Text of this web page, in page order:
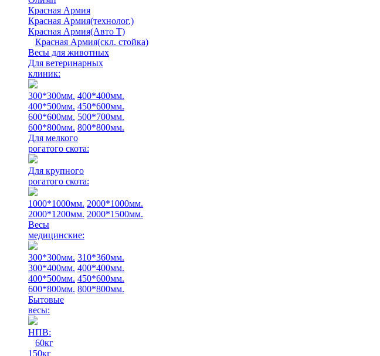
Красная Армия
Красная Армия(технолог.)
Красная Армия(Авто Т)
Красная Армия(скл. стойка)
Весы для животных
Для ветеринарных
клиник:
300*300мм. 400*400мм.
400*500мм. 450*600мм.
600*600мм. 500*700мм.
600*800мм. 800*800мм.
Для мелкого
рогатого скота:
Для крупного
рогатого скота:
1000*1000мм. 2000*1000мм.
2000*1200мм. 2000*1500мм.
Весы
медицинские:
300*300мм. 310*360мм.
300*400мм. 400*400мм.
400*500мм. 450*600мм.
600*800мм. 800*800мм.
Бытовые
весы:
НПВ:
60кг
150кг